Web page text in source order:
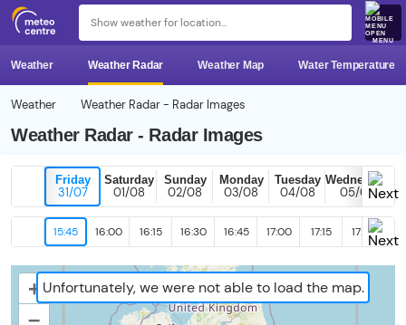
MENU
Weather Weather Radar Weather Map Water Temperature
Weather Weather Radar - Radar Images
Weather Radar - Radar Images
Friday
31/07
Saturday
01/08
Sunday
02/08
Monday
03/08
Tuesday
04/08
Wednesday
05/08
15:45 16:00 16:15 16:30 16:45 17:00 17:15 17:30
Unfortunately, we were not able to load the map.
+
–